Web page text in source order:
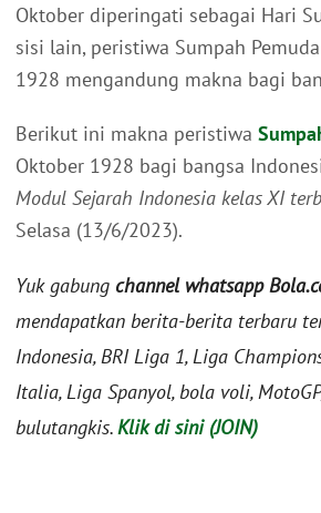
Oktober diperingati sebagai Hari
sisi lain, peristiwa Sumpah
1928 mengandung makna bagi
Berikut ini makna peristiwa
Oktober 1928 bagi bangsa
Modul Sejarah Indonesia kelas XI
Selasa (13/6/2023).
Yuk gabung channel whatsapp
mendapatkan berita-berita terbaru
Indonesia, BRI Liga 1, Liga
Italia, Liga Spanyol, bola voli,
bulutangkis.Klik di sini (JOIN)